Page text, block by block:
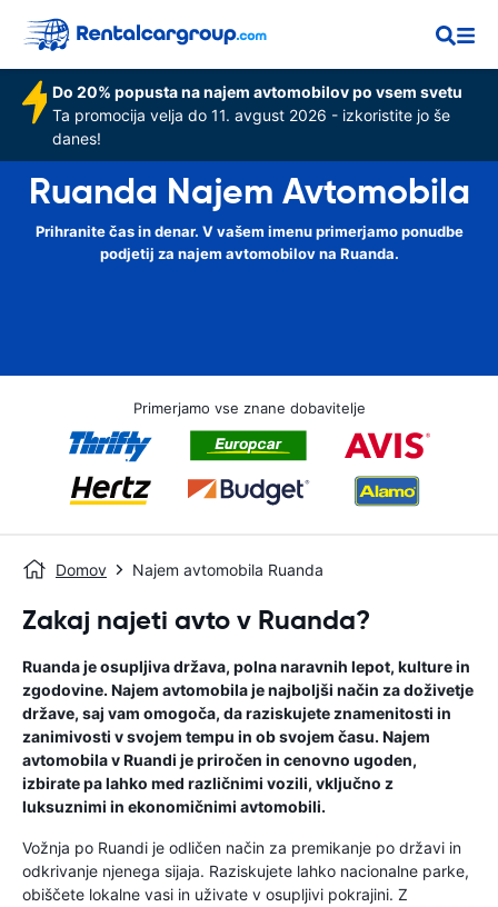
Do 20% popusta na najem avtomobilov po vsem svetu
Ta promocija velja do 11. avgust 2026 - izkoristite jo še
danes!
Ruanda Najem Avtomobila
Prihranite čas in denar. V vašem imenu primerjamo ponudbe
podjetij za najem avtomobilov na Ruanda.
Primerjamo vse znane dobavitelje
Domov Najem avtomobila Ruanda
Zakaj najeti avto v Ruanda?
Ruanda je osupljiva država, polna naravnih lepot, kulture in
zgodovine. Najem avtomobila je najboljši način za doživetje
države, saj vam omogoča, da raziskujete znamenitosti in
zanimivosti v svojem tempu in ob svojem času. Najem
avtomobila v Ruandi je priročen in cenovno ugoden,
izbirate pa lahko med različnimi vozili, vključno z
luksuznimi in ekonomičnimi avtomobili.
Vožnja po Ruandi je odličen način za premikanje po državi in ​​
odkrivanje njenega sijaja. Raziskujete lahko nacionalne parke,
obiščete lokalne vasi in uživate v osupljivi pokrajini. Z